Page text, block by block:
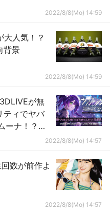
2022/8/8(Mo) 14:59
大人気！？
背景
2022/8/8(Mo) 14:59
が無
ティでヤバ
ーナ！？リ
？』『ス
2022/8/8(Mo) 14:57
数が前作よ
2022/8/8(Mo) 14:57